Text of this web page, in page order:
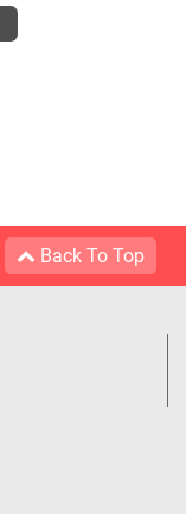
Back To Top